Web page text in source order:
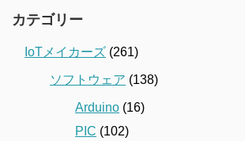
カテゴリー
IoTメイカーズ (261)
ソフトウェア (138)
Arduino (16)
PIC (102)